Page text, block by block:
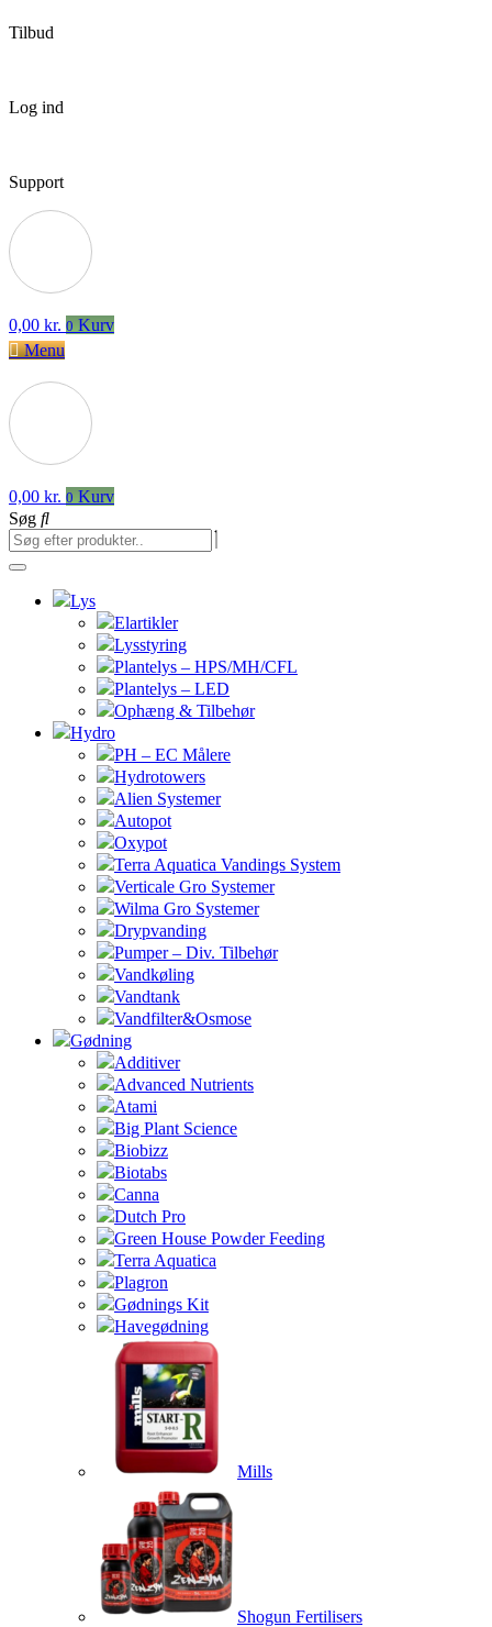
Tilbud
Log ind
Support
0,00 kr. 0 Kurv
Menu
0,00 kr. 0 Kurv
Søg
Lys
Elartikler
Lysstyring
Plantelys – HPS/MH/CFL
Plantelys – LED
Ophæng & Tilbehør
Hydro
PH – EC Målere
Hydrotowers
Alien Systemer
Autopot
Oxypot
Terra Aquatica Vandings System
Verticale Gro Systemer
Wilma Gro Systemer
Drypvanding
Pumper – Div. Tilbehør
Vandkøling
Vandtank
Vandfilter&Osmose
Gødning
Additiver
Advanced Nutrients
Atami
Big Plant Science
Biobizz
Biotabs
Canna
Dutch Pro
Green House Powder Feeding
Terra Aquatica
Plagron
Gødnings Kit
Havegødning
Mills
Shogun Fertilisers